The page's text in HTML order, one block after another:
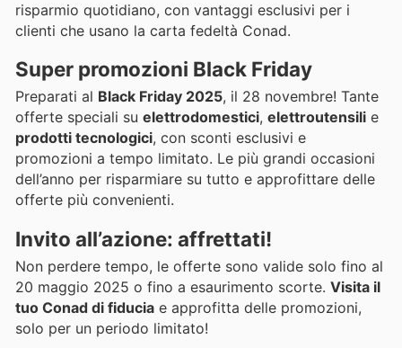
risparmio quotidiano, con vantaggi esclusivi per i
clienti che usano la carta fedeltà Conad.
Super promozioni Black Friday
Preparati al Black Friday 2025, il 28 novembre! Tante
offerte speciali su elettrodomestici, elettroutensili e
prodotti tecnologici, con sconti esclusivi e
promozioni a tempo limitato. Le più grandi occasioni
dell’anno per risparmiare su tutto e approfittare delle
offerte più convenienti.
Invito all’azione: affrettati!
Non perdere tempo, le offerte sono valide solo fino al
20 maggio 2025 o fino a esaurimento scorte. Visita il
tuo Conad di fiducia e approfitta delle promozioni,
solo per un periodo limitato!